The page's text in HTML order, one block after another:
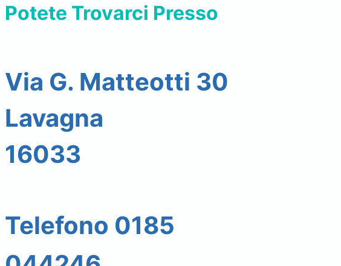
Potete Trovarci Presso
Via G. Matteotti 30
Lavagna
16033
Telefono 0185